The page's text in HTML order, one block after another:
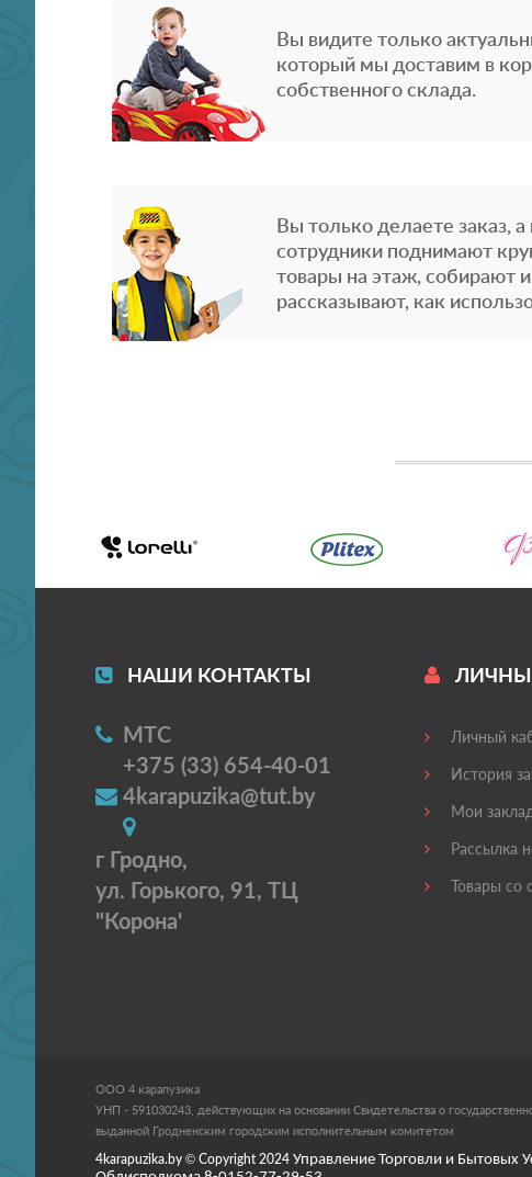
Вы видите только
который мы доставим в
собственного склада.
Вы только делаете заказ,
сотрудники поднимают
товары на этаж, собирают
рассказывают, как
НАШИ КОНТАКТЫ
МТС
+375 (33) 654-40-01
4karapuzika@tut.by
г Гродно,
ул. Горького, 91, ТЦ
"Корона'
Личный
История
Мои
Рассылка
Товары со
ООО 4 карапузика
УНП - 591030243, действующих на основании Свидетельства о
выданной Гродненским городским исполнительным комитетом
4karapuzika.by © Copyright 2024 Управление Торговли и Бытовых